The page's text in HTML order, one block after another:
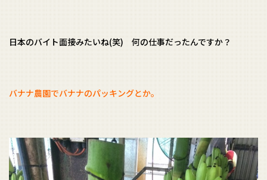
日本のバイト面接みたいね(笑) 何の仕事だったんですか？
バナナ農園でバナナのパッキングとか。